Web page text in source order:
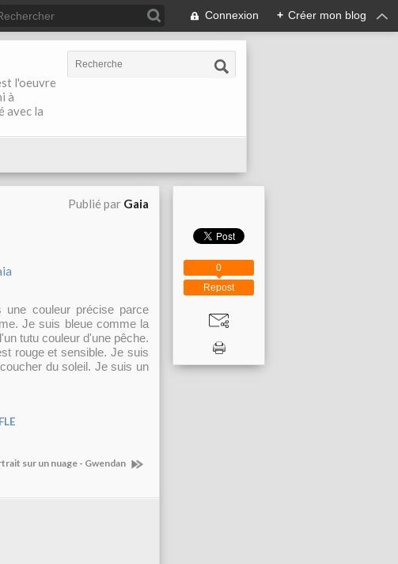
Connexion + Créer mon blog
l'oeuvre
à
avec la
Publié par Gaia
couleur précise parce
Je suis bleue comme la
tutu couleur d'une pêche.
rouge et sensible. Je suis
du soleil. Je suis un
sur un nuage - Gwendan
Repost
0